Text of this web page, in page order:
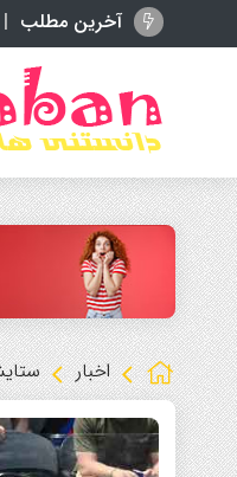
آخرین مطلب
اخبار